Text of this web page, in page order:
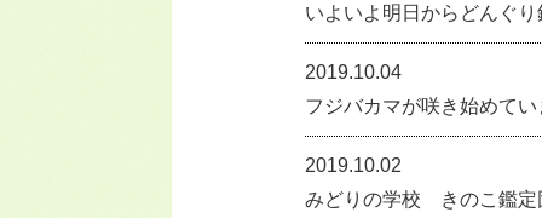
いよいよ明日からどんぐ
2019.10.04
フジバカマが咲き始めてい
2019.10.02
みどりの学校 きのこ鑑定